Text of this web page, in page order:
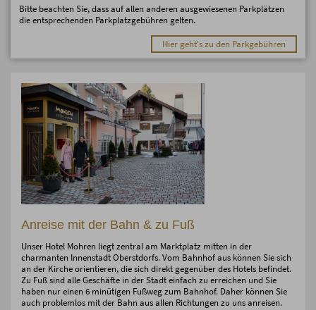
Bitte beachten Sie, dass auf allen anderen ausgewiesenen Parkplätzen
die entsprechenden Parkplatzgebühren gelten.
Hier geht's zu den Parkgebühren
Anreise mit der Bahn & zu Fuß
Unser Hotel Mohren liegt zentral am Marktplatz mitten in der
charmanten Innenstadt Oberstdorfs. Vom Bahnhof aus können Sie sich
an der Kirche orientieren, die sich direkt gegenüber des Hotels befindet.
Zu Fuß sind alle Geschäfte in der Stadt einfach zu erreichen und Sie
haben nur einen 6 minütigen Fußweg zum Bahnhof. Daher können Sie
auch problemlos mit der Bahn aus allen Richtungen zu uns anreisen.